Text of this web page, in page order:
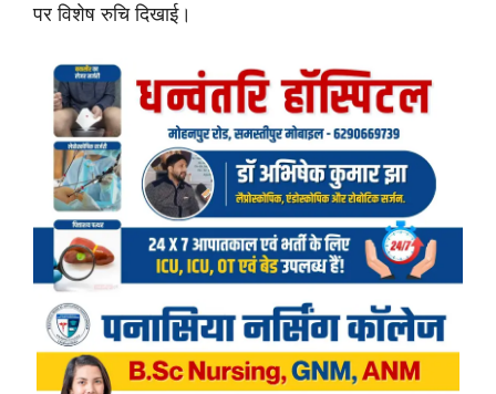
पर विशेष रुचि दिखाई।